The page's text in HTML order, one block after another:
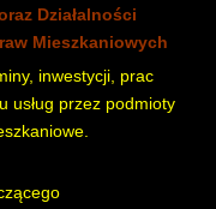
Działalności
Mieszkaniowych
inwestycji, prac
usług przez podmioty